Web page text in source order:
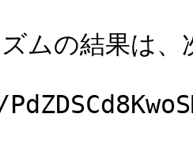
ムの結果は